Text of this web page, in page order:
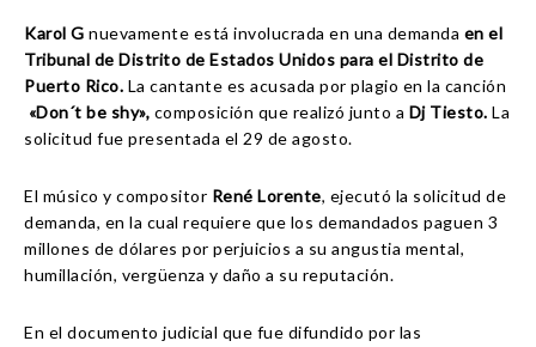
Karol G nuevamente está involucrada en una demanda en el
Tribunal de Distrito de Estados Unidos para el Distrito de
Puerto Rico. La cantante es acusada por plagio en la canción
«Don´t be shy», composición que realizó junto a Dj Tiesto. La
solicitud fue presentada el 29 de agosto.
El músico y compositor René Lorente, ejecutó la solicitud de
demanda, en la cual requiere que los demandados paguen 3
millones de dólares por perjuicios a su angustia mental,
humillación, vergüenza y daño a su reputación.
En el documento judicial que fue difundido por las